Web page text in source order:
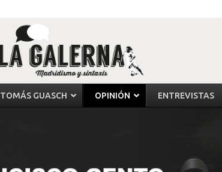
TOMÁS GUASCH OPINIÓN ENTREVISTAS